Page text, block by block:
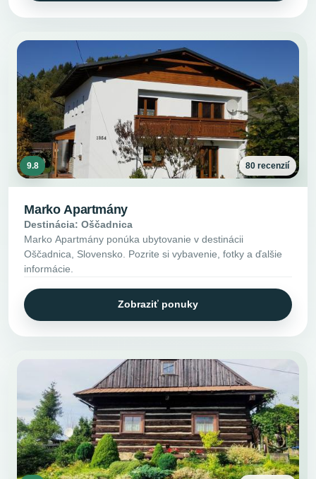
9.8 80 recenzií
Marko Apartmány
Destinácia: Oščadnica
Marko Apartmány ponúka ubytovanie v destinácii
Oščadnica, Slovensko. Pozrite si vybavenie, fotky a ďalšie
informácie.
Zobraziť ponuky